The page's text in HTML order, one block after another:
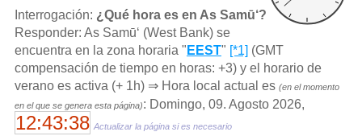
Interrogación: ¿Qué hora es en As Samū‘?
Responder: As Samū‘ (West Bank) se
encuentra en la zona horaria " EEST" [*1] (GMT
compensación de tiempo en horas: +3) y el horario de
verano es activa (+ 1h) ⇒ Hora local actual es (en el momento
en el que se genera esta página): Domingo, 09. Agosto 2026,
12:43:38 Actualizar la página si es necesario